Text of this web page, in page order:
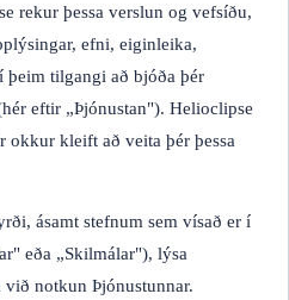
rekur þessa verslun og vefsíðu,
efni, eiginleika,
tilgangi að bjóða þér
eftir „Þjónustan"). Helioclipse
okkur kleift að veita þér þessa
ásamt stefnum sem vísað er í
eða „Skilmálar"), lýsa
notkun Þjónustunnar.